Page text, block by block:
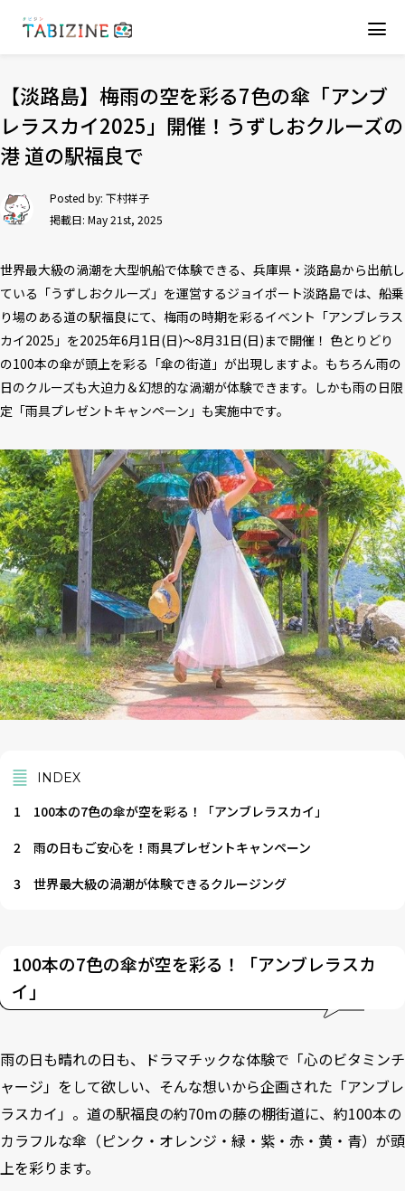
【淡路島】梅雨の空を彩る7色の傘「アンブ
レラスカイ2025」開催！うずしおクルーズの
港 道の駅福良で
Posted by: 下村祥子
掲載日: May 21st, 2025
世界最大級の渦潮を大型帆船で体験できる、兵庫県・淡路島から出航し
ている「うずしおクルーズ」を運営するジョイポート淡路島では、船乗
り場のある道の駅福良にて、梅雨の時期を彩るイベント「アンブレラス
カイ2025」を2025年6月1日(日)～8月31日(日)まで開催！ 色とりどり
の100本の傘が頭上を彩る「傘の街道」が出現しますよ。もちろん雨の
日のクルーズも大迫力＆幻想的な渦潮が体験できます。しかも雨の日限
定「雨具プレゼントキャンペーン」も実施中です。
INDEX
1
100本の7色の傘が空を彩る！「アンブレラスカイ」
2
雨の日もご安心を！雨具プレゼントキャンペーン
3
世界最大級の渦潮が体験できるクルージング
100本の7色の傘が空を彩る！「アンブレラスカ
イ」
雨の日も晴れの日も、ドラマチックな体験で「心のビタミンチ
ャージ」をして欲しい、そんな想いから企画された「アンブレ
ラスカイ」。道の駅福良の約70mの藤の棚街道に、約100本の
カラフルな傘（ピンク・オレンジ・緑・紫・赤・黄・青）が頭
上を彩ります。